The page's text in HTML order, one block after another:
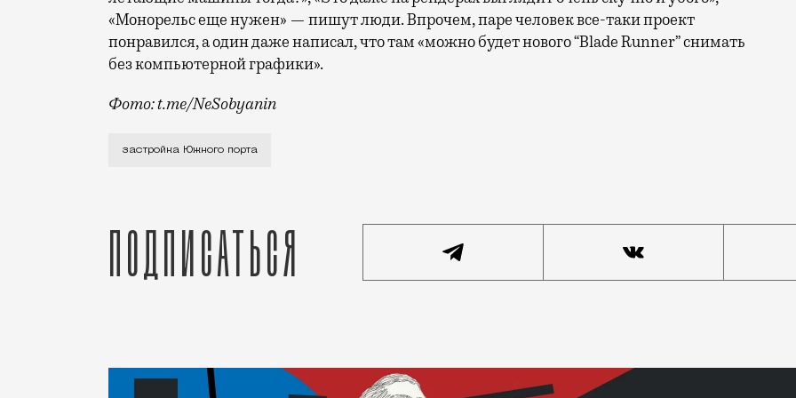
«Монорельс еще нужен» — пишут люди. Впрочем, паре человек все-таки проект
понравился, а один даже написал, что там «можно будет нового “Blade Runner” снимать
без компьютерной графики».
Фото: t.me/NeSobyanin
«А где летающие машины?» — шутят москвичи, увидевшие визуализацию. Под конец
застройка Южного порта
Подписаться
Город